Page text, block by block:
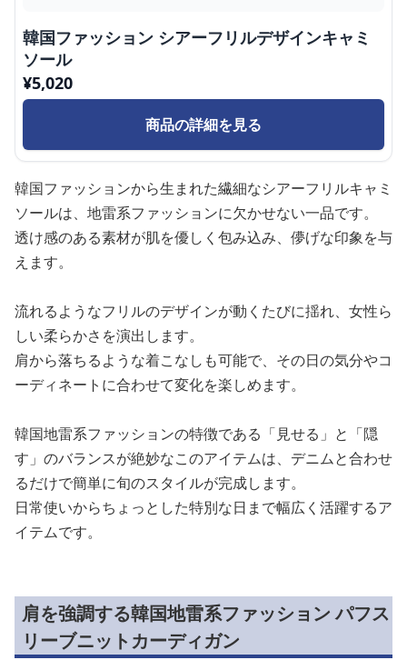
韓国ファッション シアーフリルデザインキャミ
ソール
¥5,020
商品の詳細を見る
韓国ファッションから生まれた繊細なシアーフリルキャミ
ソールは、地雷系ファッションに欠かせない一品です。
透け感のある素材が肌を優しく包み込み、儚げな印象を与
えます。
流れるようなフリルのデザインが動くたびに揺れ、女性ら
しい柔らかさを演出します。
肩から落ちるような着こなしも可能で、その日の気分やコ
ーディネートに合わせて変化を楽しめます。
韓国地雷系ファッションの特徴である「見せる」と「隠
す」のバランスが絶妙なこのアイテムは、デニムと合わせ
るだけで簡単に旬のスタイルが完成します。
日常使いからちょっとした特別な日まで幅広く活躍するア
イテムです。
肩を強調する韓国地雷系ファッション パフス
リーブニットカーディガン